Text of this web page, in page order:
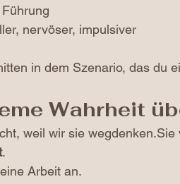
nervöser, impulsiver
in dem Szenario, das du
Wahrheit
weil wir sie
.
Arbeit an.